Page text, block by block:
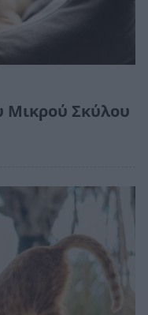
Μικρού Σκύλου